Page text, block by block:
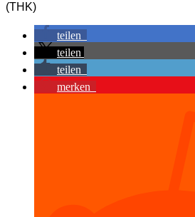
(THK)
teilen
teilen
teilen
merken